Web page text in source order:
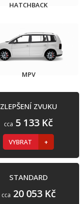
HATCHBACK
MPV
ZLEPŠENÍ ZVUKU
cca 5 133 Kč
VYBRAT
STANDARD
cca 20 053 Kč